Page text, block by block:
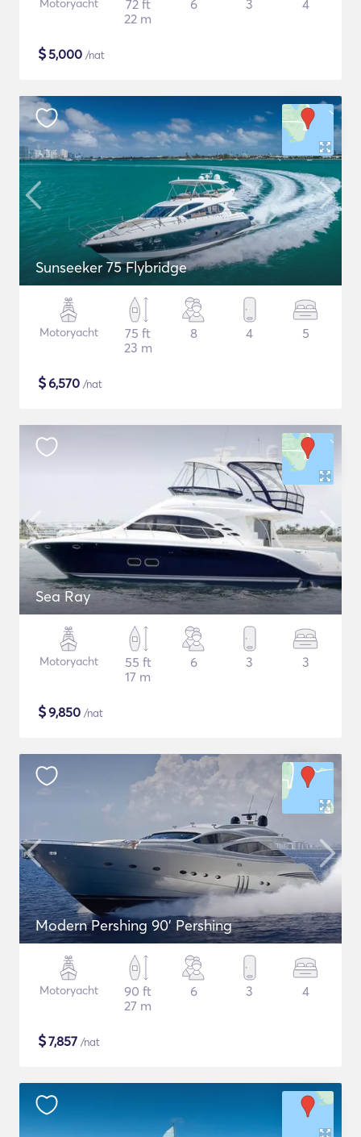
Motoryacht
72 ft
22 m
6 3 4
$5,000 /nat
Sunseeker 75 Flybridge
Motoryacht
75 ft
23 m
8 4 5
$6,570 /nat
Sea Ray
Motoryacht
55 ft
17 m
6 3 3
$9,850 /nat
Modern Pershing 90' Pershing
Motoryacht
90 ft
27 m
6 3 4
$7,857 /nat